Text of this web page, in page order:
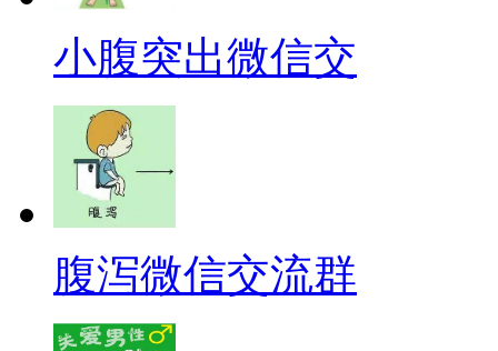
小腹突出微信交
腹泻微信交流群